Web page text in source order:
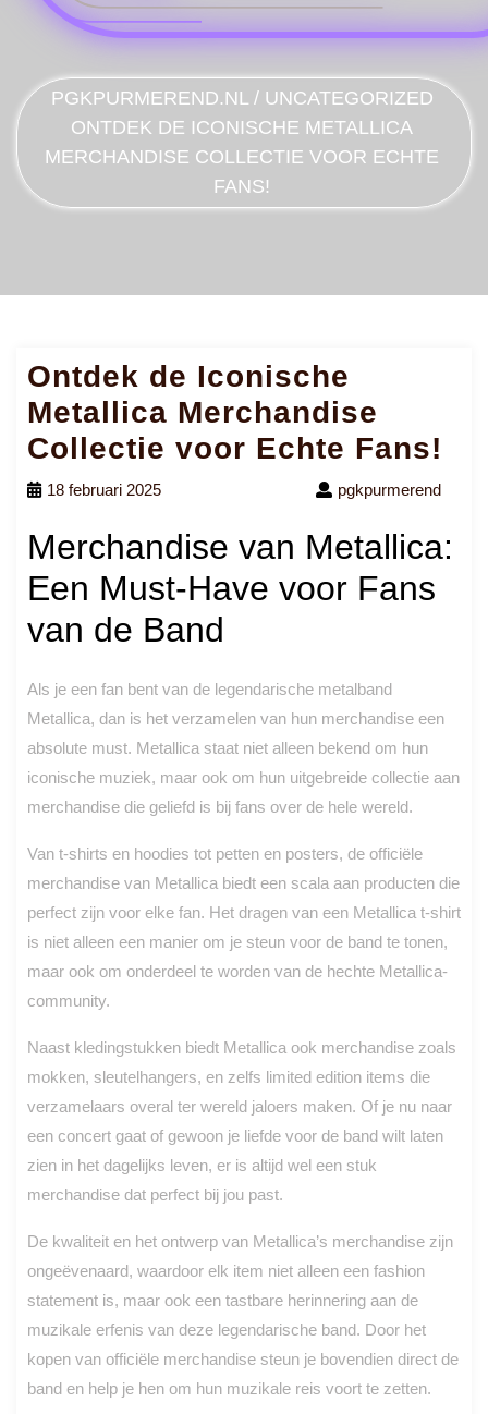
PGKPURMEREND.NL / UNCATEGORIZED
ONTDEK DE ICONISCHE METALLICA
MERCHANDISE COLLECTIE VOOR ECHTE
FANS!
Ontdek de Iconische
Metallica Merchandise
Collectie voor Echte Fans!
18 februari 2025 pgkpurmerend
Merchandise van Metallica:
Een Must-Have voor Fans
van de Band
Als je een fan bent van de legendarische metalband
Metallica, dan is het verzamelen van hun merchandise een
absolute must. Metallica staat niet alleen bekend om hun
iconische muziek, maar ook om hun uitgebreide collectie aan
merchandise die geliefd is bij fans over de hele wereld.
Van t-shirts en hoodies tot petten en posters, de officiële
merchandise van Metallica biedt een scala aan producten die
perfect zijn voor elke fan. Het dragen van een Metallica t-shirt
is niet alleen een manier om je steun voor de band te tonen,
maar ook om onderdeel te worden van de hechte Metallica-
community.
Naast kledingstukken biedt Metallica ook merchandise zoals
mokken, sleutelhangers, en zelfs limited edition items die
verzamelaars overal ter wereld jaloers maken. Of je nu naar
een concert gaat of gewoon je liefde voor de band wilt laten
zien in het dagelijks leven, er is altijd wel een stuk
merchandise dat perfect bij jou past.
De kwaliteit en het ontwerp van Metallica’s merchandise zijn
ongeëvenaard, waardoor elk item niet alleen een fashion
statement is, maar ook een tastbare herinnering aan de
muzikale erfenis van deze legendarische band. Door het
kopen van officiële merchandise steun je bovendien direct de
band en help je hen om hun muzikale reis voort te zetten.